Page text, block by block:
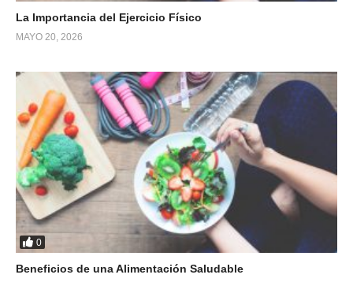
La Importancia del Ejercicio Físico
MAYO 20, 2026
0
Beneficios de una Alimentación Saludable